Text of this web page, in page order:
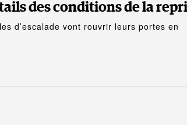
des conditions de la
d’escalade vont rouvrir leurs portes en